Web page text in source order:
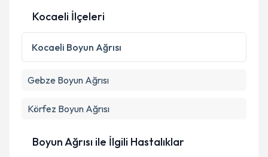
Kişisel verilerimin işlenmesine ilişkinAydınlatma
Metni
'ni okudum ve kişisel verilerimin belirtilen
kapsamda işlenmesini kabul ediyorum.
Kocaeli İlçeleri
Kocaeli Boyun Ağrısı
Gebze Boyun Ağrısı
Körfez Boyun Ağrısı
Boyun Ağrısı ile İlgili Hastalıklar